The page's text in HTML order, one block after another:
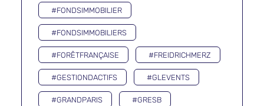
#FONDSIMMOBILIER
#FONDSIMMOBILIERS
#FORÊTFRANÇAISE #FREIDRICHMERZ
#GESTIONDACTIFS #GLEVENTS
#GRANDPARIS #GRESB